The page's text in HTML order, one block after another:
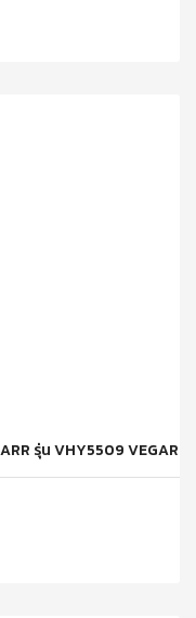
รุ่น VHY5509 VEGARR